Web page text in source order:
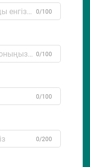
0/100
0/100
0/100
0/200